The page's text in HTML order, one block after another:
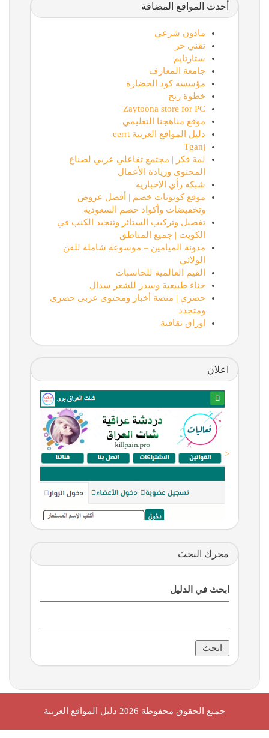
أحدث المواقع المضافة
ماذون شرعي
تقني حر
ستارتايم
جامعة المعارف
مؤسسة كود الحضارة
خطوة ربح
Zaytoona store for PC
موقع مناهجنا التعليمي
دليل المواقع العربية eerrt
Tganj
لمة فكر | مجتمع تفاعلي عربي لصناع
المحتوى وريادة الأعمال
شبكة رأي الإخبارية
موقع كوبونات خصم | أفضل عروض
وتخفيضات وأكواد خصم السعودية
تفصيل وتركيب الستائر وتنجيد الكنب في
الكويت | جميع المناطق
مدونة الميامين – موسوعة شاملة للفن
الولائي
القيم العالمية للحاسبات
حناء طبيعية وسدر للشعر سدال
حصري | منصة أخبار ومحتوى عربي حصري
ومتجدد
اوراق ثقافية
اعلان
<
محرك البحث
ابحث في الدليل
جميع الحقوق محفوظة 2026 دليل المواقع العربية